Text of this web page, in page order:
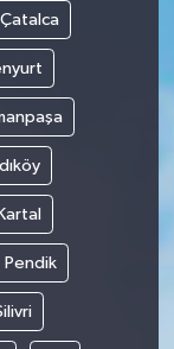
Çatalca
Pendik